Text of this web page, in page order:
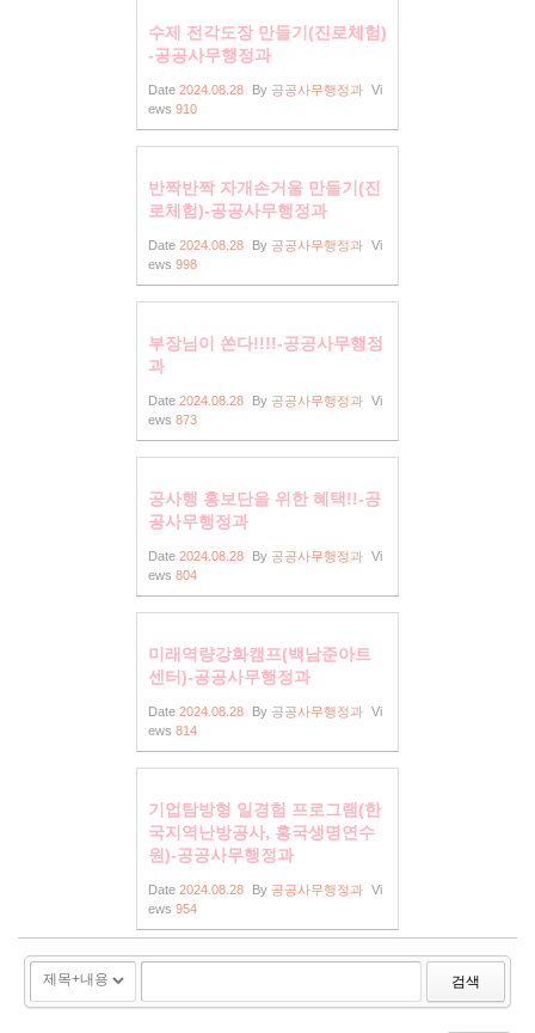
수제 전각도장 만들기(진로체험)
-공공사무행정과
Date 2024.08.28 By 공공사무행정과 Vi
ews 910
반짝반짝 자개손거울 만들기(진
로체험)-공공사무행정과
Date 2024.08.28 By 공공사무행정과 Vi
ews 998
부장님이 쏜다!!!!-공공사무행정
과
Date 2024.08.28 By 공공사무행정과 Vi
ews 873
공사행 홍보단을 위한 혜택!!-공
공사무행정과
Date 2024.08.28 By 공공사무행정과 Vi
ews 804
미래역량강화캠프(백남준아트
센터)-공공사무행정과
Date 2024.08.28 By 공공사무행정과 Vi
ews 814
기업탐방형 일경험 프로그램(한
국지역난방공사, 흥국생명연수
원)-공공사무행정과
Date 2024.08.28 By 공공사무행정과 Vi
ews 954
검색